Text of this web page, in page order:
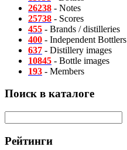
26238 - Notes
25738 - Scores
455 - Brands / distilleries
400 - Independent Bottlers
637 - Distillery images
10845 - Bottle images
193 - Members
Поиск в каталоге
Рейтинги